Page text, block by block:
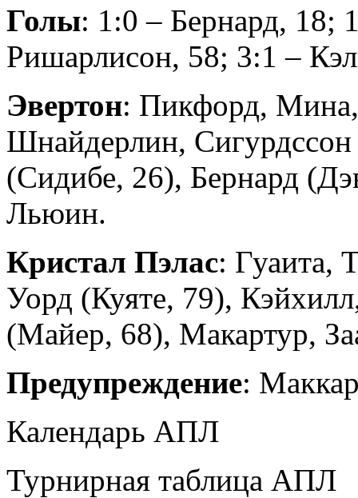
Голы: 1:0 – Бернард, 18;
Ришарлисон, 58; 3:1 –
Эвертон: Пикфорд,
Шнайдерлин, Сигурдссон
(Сидибе, 26), Бернард
Льюин.
Кристал Пэлас: Гуаита,
Уорд (Куяте, 79),
(Майер, 68), Макартур,
Предупреждение:
Календарь АПЛ
Турнирная таблица АПЛ